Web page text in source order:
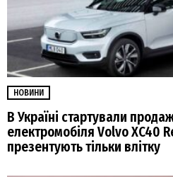
НОВИНИ
В Україні стартували
електромобіля Volvo XC40
презентують тільки влітку